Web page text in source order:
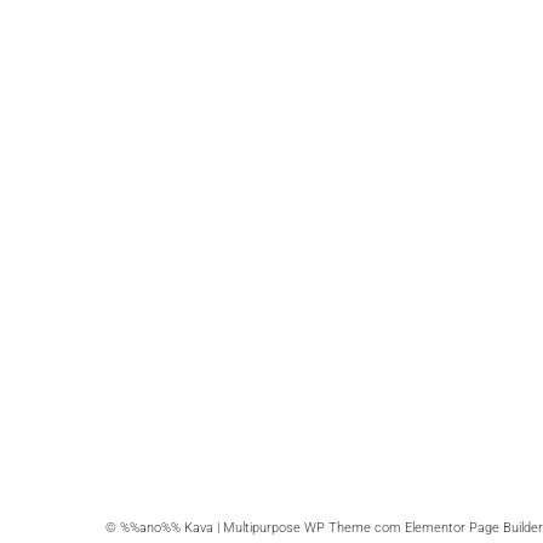
© %%ano%% Kava | Multipurpose WP Theme com Elementor Page Builder